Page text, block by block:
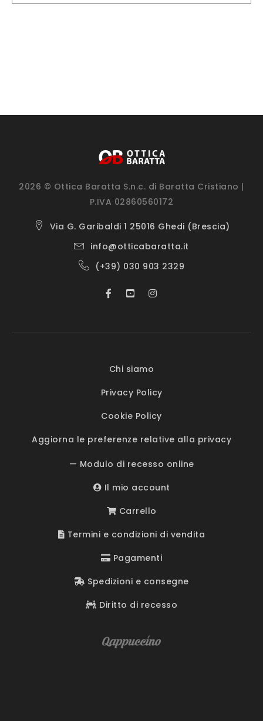
2026 © Ottica Baratta S.n.c. di Baratta Cristiano |
P.IVA 02860560172
Via G. Garibaldi 1 25016 Ghedi (Brescia)
info@otticabaratta.it
(+39) 030 903 2329
Chi siamo
Privacy Policy
Cookie Policy
Aggiorna le preferenze relative alla privacy
— Modulo di recesso online
Il mio account
Carrello
Termini e condizioni di vendita
Pagamenti
Spedizioni e consegne
Diritto di recesso